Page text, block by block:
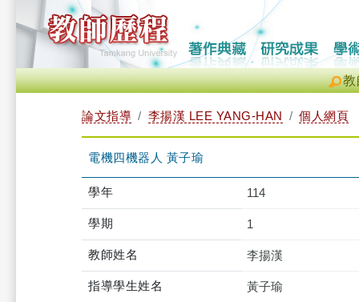
教
論文指導 李揚漢 LEE YANG-HAN 個人網頁
電機四機器人 黃子瑜
學年 114
學期 1
教師姓名 李揚漢
指導學生姓名 黃子瑜